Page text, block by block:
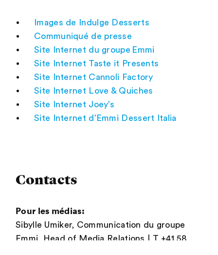
Images de Indulge Desserts
Communiqué de presse
Site Internet du groupe Emmi
Site Internet Taste it Presents
Site Internet Cannoli Factory
Site Internet Love & Quiches
Site Internet Joey’s
Site Internet d’Emmi Dessert Italia
Contacts
Pour les médias:
Sibylle Umiker, Communication du groupe
Emmi, Head of Media Relations | T +41 58